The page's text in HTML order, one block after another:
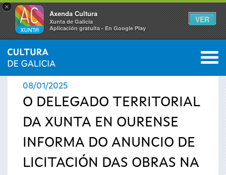
×
Axenda Cultura
Xunta de Galicia
Aplicación gratuíta - En Google Play
VER
Vostede
está
aquí
INICIO › ACTUALIDADE 0
08/01/2025
O DELEGADO TERRITORIAL
DA XUNTA EN OURENSE
INFORMA DO ANUNCIO DE
LICITACIÓN DAS OBRAS NA